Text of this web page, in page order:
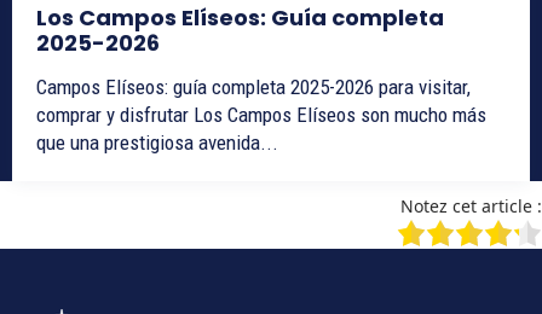
Los Campos Elíseos: Guía completa
2025-2026
Campos Elíseos: guía completa 2025-2026 para visitar,
comprar y disfrutar Los Campos Elíseos son mucho más
que una prestigiosa avenida...
Notez cet article :